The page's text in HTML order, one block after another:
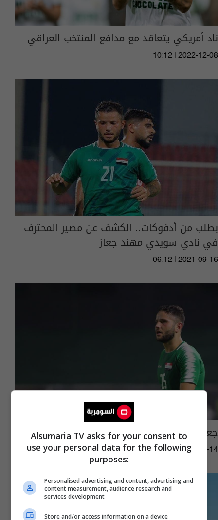
ناد أمريكي يتعاقد مع مدافع المنتخب العراقي
10:12 | 2022-12-08
بطلب من أدفوكات.. الكشف عن مصير المحترف
في نادي سويدي مهند جعاز
06:12 | 2021-09-16
جعاز يرفض ارتداء قميص اسود الرافدين
11:23 | 2020-12-14
Alsumaria TV asks for your consent to
use your personal data for the following
purposes:
Personalised advertising and content, advertising and
content measurement, audience research and
services development
Store and/or access information on a device